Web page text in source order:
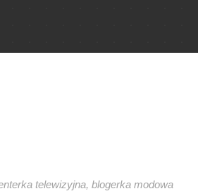
telewizyjna, blogerka modowa